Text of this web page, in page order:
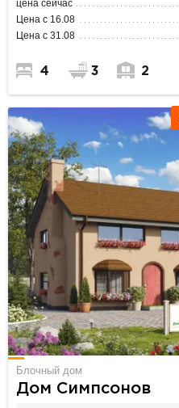
цена сейчас
Цена с 16.08
Цена с 31.08
4 3 2
Блочный дом
Дом Симпсонов